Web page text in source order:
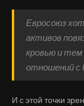
Евросоюз
активов
кровью и
отношений с
И с этой точки